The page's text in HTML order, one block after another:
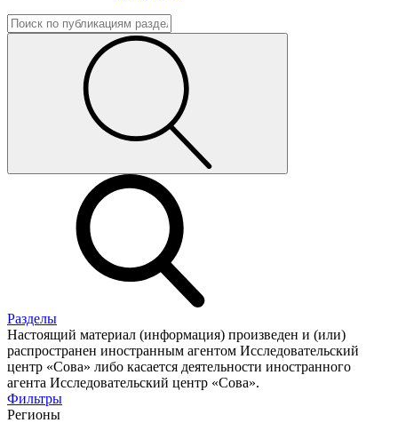
Разделы
Настоящий материал (информация) произведен и (или)
распространен иностранным агентом Исследовательский
центр «Сова» либо касается деятельности иностранного
агента Исследовательский центр «Сова».
Фильтры
Регионы